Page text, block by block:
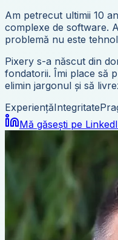
Am petrecut ultimii 10
complexe de software.
problemă nu este
Pixery s-a născut din
fondatorii. Îmi place să
elimin jargonul și să
ExperiențăIntegritate
Mă găsești pe